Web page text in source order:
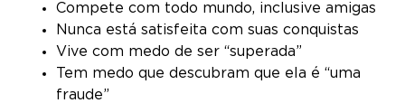
Compete com todo mundo, inclusive amigas
Nunca está satisfeita com suas conquistas
Vive com medo de ser “superada”
Tem medo que descubram que ela é “uma
fraude”